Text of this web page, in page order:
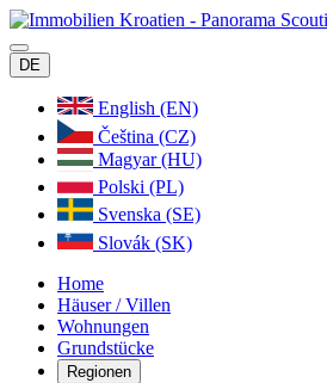
DE
English (EN)
Čeština (CZ)
Magyar (HU)
Polski (PL)
Svenska (SE)
Slovák (SK)
Home
Häuser / Villen
Wohnungen
Grundstücke
Regionen